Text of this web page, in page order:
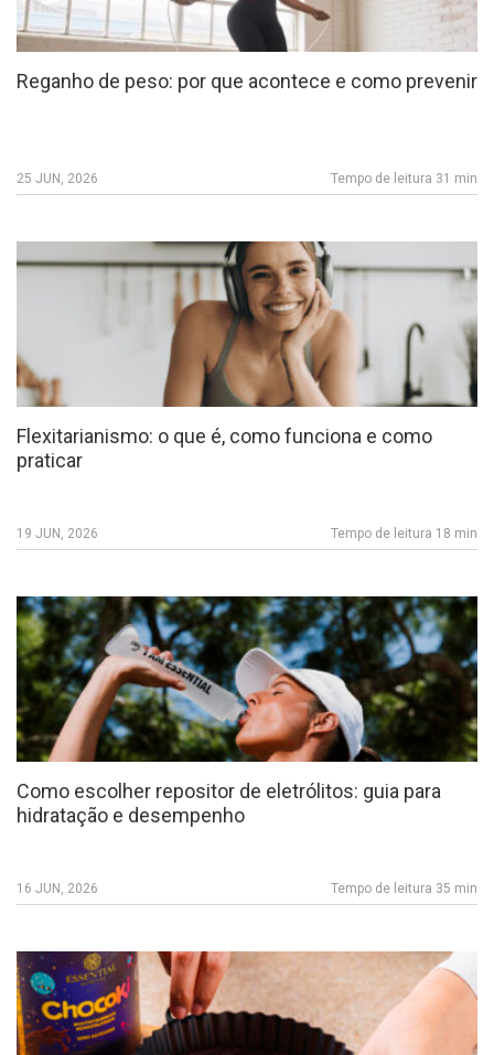
Reganho de peso: por que acontece e como prevenir
25 JUN, 2026 Tempo de leitura 31 min
Flexitarianismo: o que é, como funciona e como
praticar
19 JUN, 2026 Tempo de leitura 18 min
Como escolher repositor de eletrólitos: guia para
hidratação e desempenho
16 JUN, 2026 Tempo de leitura 35 min